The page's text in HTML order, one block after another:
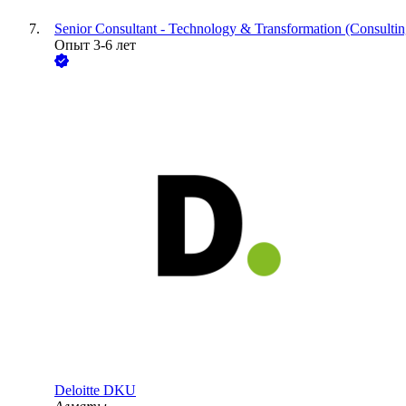
Senior Consultant - Technology & Transformation
Опыт 3-6 лет
Deloitte DKU